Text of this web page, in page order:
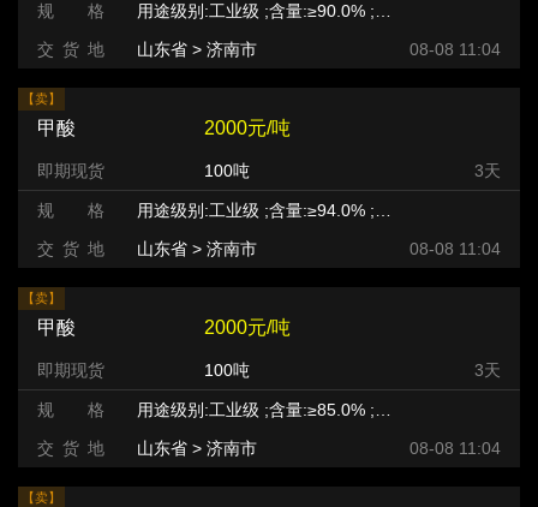
规 格
用途级别:工业级 ;含量:≥90.0% ;等级:优等品 ;
交 货 地
山东省 > 济南市 08-08 11:04
【卖】
甲酸 2000元/吨
即期现货 100吨 3天
规 格
用途级别:工业级 ;含量:≥94.0% ;等级:优等品 ;
交 货 地
山东省 > 济南市 08-08 11:04
【卖】
甲酸 2000元/吨
即期现货 100吨 3天
规 格
用途级别:工业级 ;含量:≥85.0% ;等级:优等品 ;
交 货 地
山东省 > 济南市 08-08 11:04
【卖】